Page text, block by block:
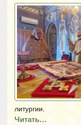
литургии.
Читать…